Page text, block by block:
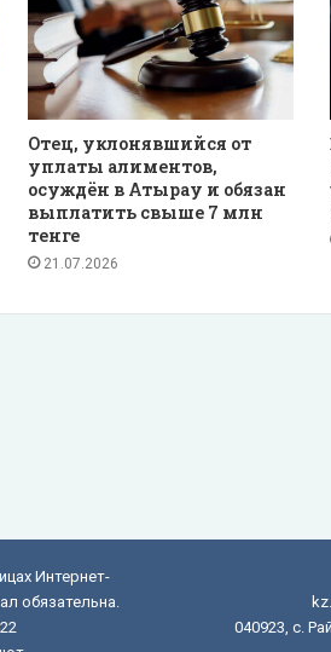
Отец, уклонявшийся от
уплаты алиментов,
осуждён в Атырау и обязан
выплатить свыше 7 млн
тенге
21.07.2026
Интернет-
обязательна.
040923, с.